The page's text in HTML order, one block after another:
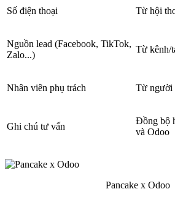
Số điện thoại Từ hội
Nguồn lead (Facebook, TikTok,
Zalo...)
Từ kênh/
Nhân viên phụ trách Từ người
Ghi chú tư vấn
Đồng bộ
và Odoo
Pancake x Odoo